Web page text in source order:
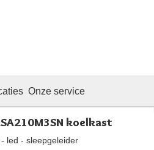
Onze service
koelkast
led - sleepgeleider